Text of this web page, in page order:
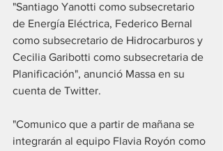
"Santiago Yanotti como subsecretario
de Energía Eléctrica, Federico Bernal
como subsecretario de Hidrocarburos y
Cecilia Garibotti como subsecretaria de
Planificación", anunció Massa en su
cuenta de Twitter.
"Comunico que a partir de mañana se
integrarán al equipo Flavia Royón como